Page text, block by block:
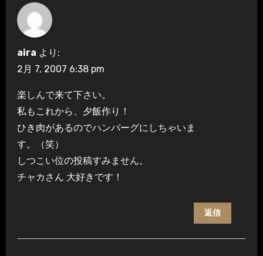
aira より:
2月 7, 2007 6:38 pm
楽しんで来て下さい。
私もこれから、夕飯作り！
ひき肉があるのでハンバーグにしちゃいま
す。（笑）
しつこい位の投稿すみません。
チャカさん 大好きです！
返信